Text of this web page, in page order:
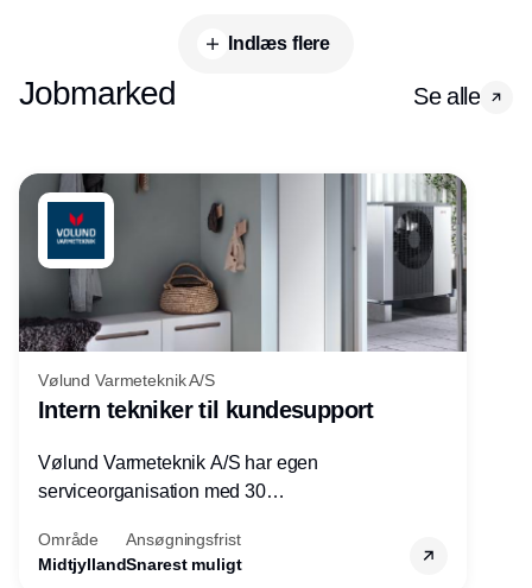
Indlæs flere
Jobmarked Se alle
Vølund Varmeteknik A/S
Intern tekniker til kundesupport
Vølund Varmeteknik A/S har egen
serviceorganisation med 30
søger nu endnu en teknisk kollega - denne
gang til kundesupport på kontoret i Herning.
Område
Midtjylland
Ansøgningsfrist
Snarest muligt